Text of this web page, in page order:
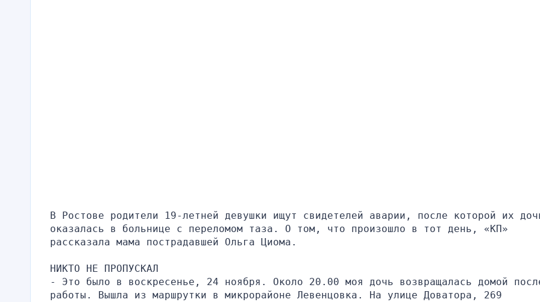
В Ростове родители 19-летней девушки ищут свидетелей аварии, после которой их
оказалась в больнице с переломом таза. О том, что произошло в тот день, «КП»
рассказала мама пострадавшей Ольга Циома.
НИКТО НЕ ПРОПУСКАЛ
- Это было в воскресенье, 24 ноября. Около 20.00 моя дочь возвращалась домой
работы. Вышла из маршрутки в микрорайоне Левенцовка. На улице Доватора, 269